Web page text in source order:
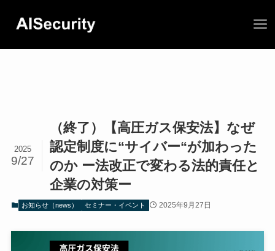
（終了）【高圧ガス保安法】なぜ
認定制度に“サイバー“が加わった
のか ー法改正で変わる法的責任と
企業の対策ー
2025
9/27
お知らせ（news） セミナー・イベント 2025年9月27日